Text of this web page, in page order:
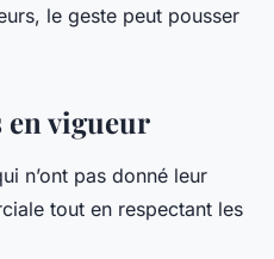
le geste peut pousser
en vigueur
n’ont pas donné leur
tout en respectant les